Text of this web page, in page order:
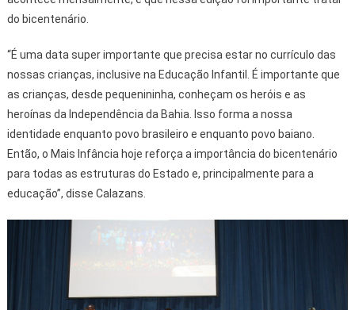
do bicentenário.
“É uma data super importante que precisa estar no currículo das
nossas crianças, inclusive na Educação Infantil. É importante que
as crianças, desde pequenininha, conheçam os heróis e as
heroínas da Independência da Bahia. Isso forma a nossa
identidade enquanto povo brasileiro e enquanto povo baiano.
Então, o Mais Infância hoje reforça a importância do bicentenário
para todas as estruturas do Estado e, principalmente para a
educação”, disse Calazans.